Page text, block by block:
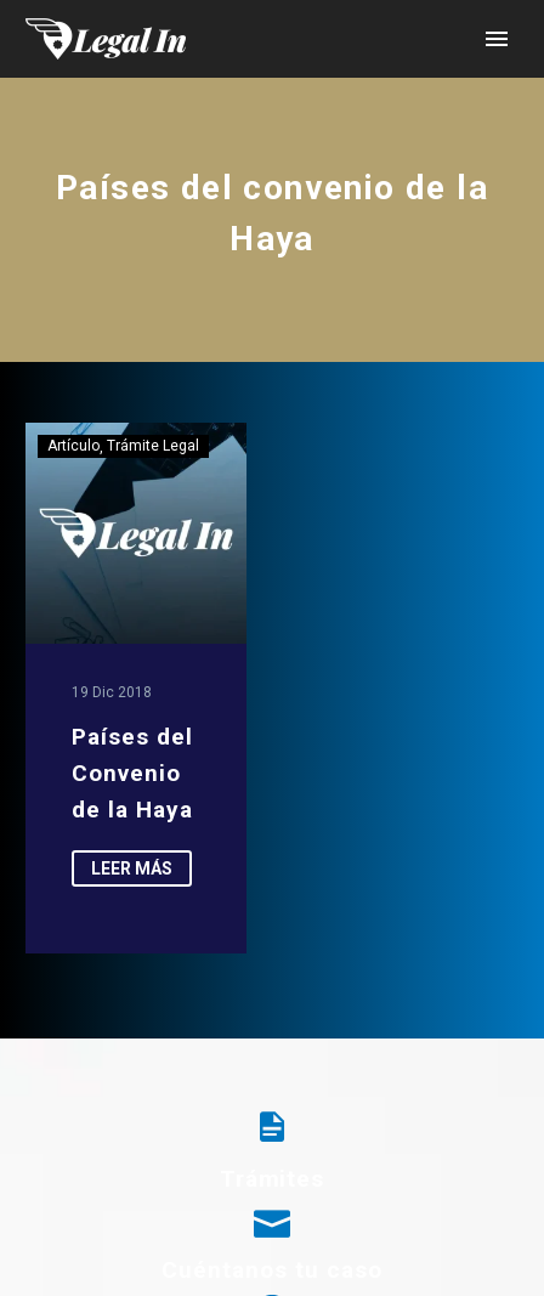
Países del convenio de la
Haya
Artículo Trámite Legal
19 Dic 2018
Países del
Convenio
de la Haya
LEER MÁS